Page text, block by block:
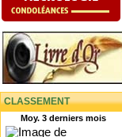
CLASSEMENT
Moy. 3 derniers mois